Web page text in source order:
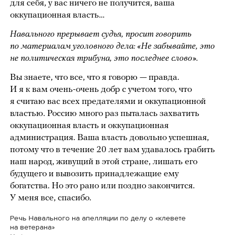
для себя, у вас ничего не получится, ваша
оккупационная власть…
Навального прерывает судья, просит говорить
по материалам уголовного дела: «Не забывайте, это
не политическая трибуна, это последнее слово».
Вы знаете, что все, что я говорю — правда.
И я к вам очень-очень добр с учетом того, что
я считаю вас всех предателями и оккупационной
властью. Россию много раз пыталась захватить
оккупационная власть и оккупационная
администрация. Ваша власть довольно успешная,
потому что в течение 20 лет вам удавалось грабить
наш народ, живущий в этой стране, лишать его
будущего и вывозить принадлежащие ему
богатства. Но это рано или поздно закончится.
У меня все, спасибо.
Речь Навального на апелляции по делу о «клевете
на ветерана»